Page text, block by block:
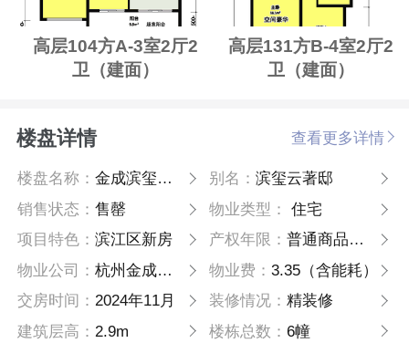
高层104方A-3室2厅2
卫（建面）
高层131方B-4室2厅2
卫（建面）
楼盘详情 查看更多详情
楼盘名称：金成滨玺云著邸 别名： 滨玺云著邸
销售状态：售罄 物业类型：
住宅
项目特色：滨江区新房 产权年限： 普通商品住房用地70年
物业公司：杭州金成物业有限公司 物业费： 3.35（含能耗）
交房时间：2024年11月 装修情况： 精装修
建筑层高： 2.9m 楼栋总数： 6幢